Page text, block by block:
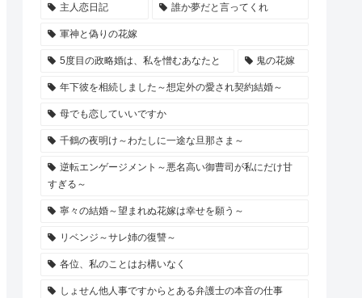
主人恋日記 誰か夢だと言ってくれ
軍神と偽りの花嫁
5度目の政略婚は、私を憎むあなたと 鬼の花嫁
年下彼を相続しました～想定外の愛され契約結婚～
母でも恋していいですか
千鶴の夜明け～わたしに一途な旦那さま～
逆転エンゲージメント～悪名高い御曹司が私にだけ甘
すぎる～
寧々の結婚～望まれぬ花嫁は幸せを願う～
リベンジ～サレ姉の復讐～
各位、私のことはお構いなく
しょせん他人事ですからとある弁護士の本音の仕事